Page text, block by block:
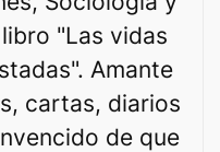
"Las vidas
Amante
cartas, diarios
de que